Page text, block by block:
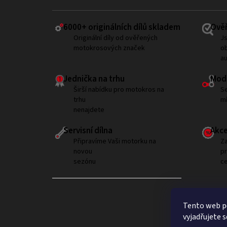
Tento web
vyjadřujete
6000+ ​originálních dílů skladem
Originální díly od ověřených
motokrosových značek
Jednička na trhu
Širší nabídku pro motokros na
trhu
nenajdete
Servisní dílna
Připravíme Vaši motorku na
novou
sezónu